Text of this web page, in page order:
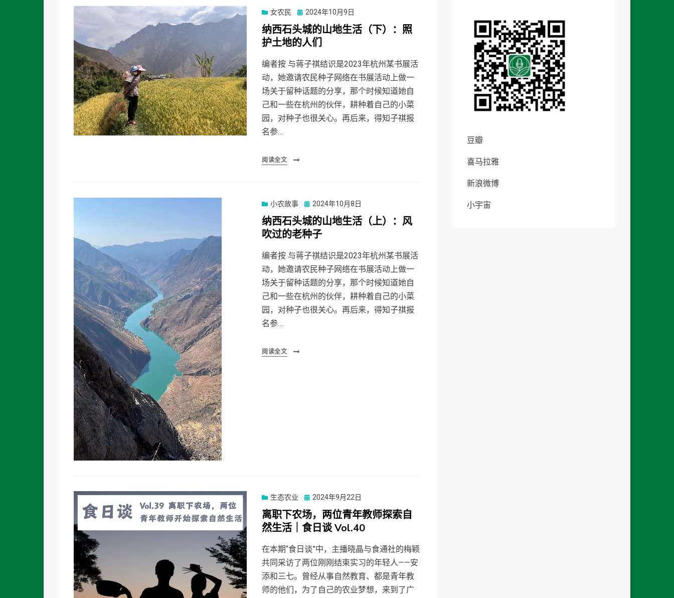
女农民
Posted
on
2024年10月9日
纳西石头城的山地生活（下）：照
护土地的人们
编者按 与蒋子祺结识是2023年杭州某书展活
动，她邀请农民种子网络在书展活动上做一
场关于留种话题的分享，那个时候知道她自
己和一些在杭州的伙伴，耕种着自己的小菜
园，对种子也很关心。再后来，得知子祺报
名参…
阅读全文
小农故事
Posted
on
2024年10月8日
纳西石头城的山地生活（上）：风
吹过的老种子
编者按 与蒋子祺结识是2023年杭州某书展活
动，她邀请农民种子网络在书展活动上做一
场关于留种话题的分享，那个时候知道她自
己和一些在杭州的伙伴，耕种着自己的小菜
园，对种子也很关心。再后来，得知子祺报
名参…
阅读全文
生态农业
Posted
on
2024年9月22日
离职下农场，两位青年教师探索自
然生活｜食日谈 Vol.40
在本期“食日谈”中，主播晓晶与食通社的梅颖
共同采访了两位刚刚结束实习的年轻人——安
添和三七。曾经从事自然教育、都是青年教
师的他们，为了自己的农业梦想，来到了广
豆瓣
喜马拉雅
新浪微博
小宇宙